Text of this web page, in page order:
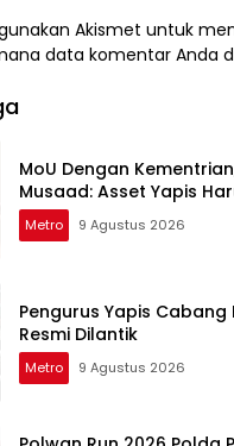
Akismet untuk
data komentar Anda
MoU Dengan
Musaad: Asset Yapis
Metro 9 Agustus 2026
Pengurus Yapis
Resmi Dilantik
Metro 9 Agustus 2026